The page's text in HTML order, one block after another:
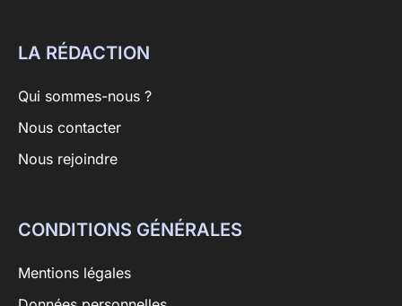
LA RÉDACTION
Qui sommes-nous ?
Nous contacter
Nous rejoindre
CONDITIONS GÉNÉRALES
Mentions légales